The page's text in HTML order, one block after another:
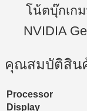
โน้ตบุ๊กเก
NVIDIA
คุณสมบัติสิน
Processor
Display